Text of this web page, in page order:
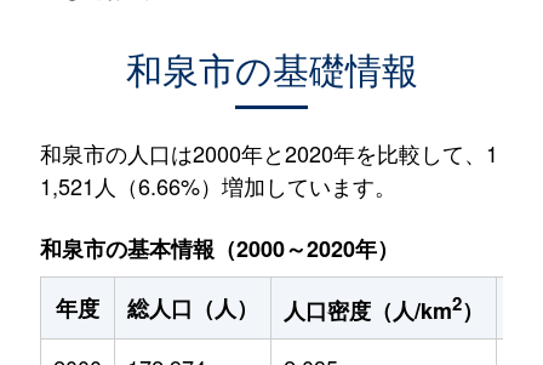
和泉市の基礎情報
和泉市の人口は2000年と2020年を比較して、1
1,521人（6.66%）増加しています。
和泉市の基本情報（2000～2020年）
年度
総人口（人） 人口密度（人/km2）